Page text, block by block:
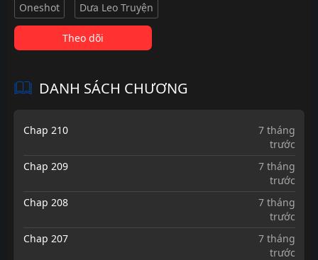
Oneshot
Dưa Leo Truyện
Theo dõi
DANH SÁCH CHƯƠNG
Chap 210
7 tháng
trước
Chap 209
7 tháng
trước
Chap 208
7 tháng
trước
Chap 207
7 tháng
trước